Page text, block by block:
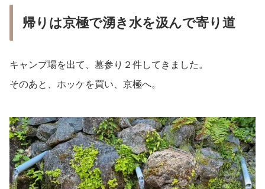
帰りは京極で湧き水を汲んで寄り道
キャンプ場を出て、墓参り２件してきました。
そのあと、ホッケを買い、京極へ。